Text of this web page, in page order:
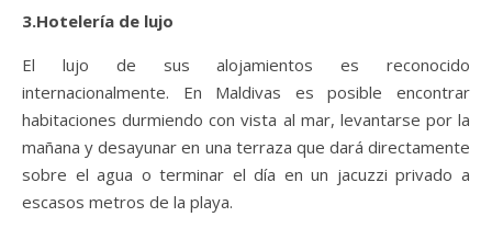
3.Hotelería de lujo
El lujo de sus alojamientos es reconocido
internacionalmente. En Maldivas es posible encontrar
habitaciones durmiendo con vista al mar, levantarse por la
mañana y desayunar en una terraza que dará directamente
sobre el agua o terminar el día en un jacuzzi privado a
escasos metros de la playa.